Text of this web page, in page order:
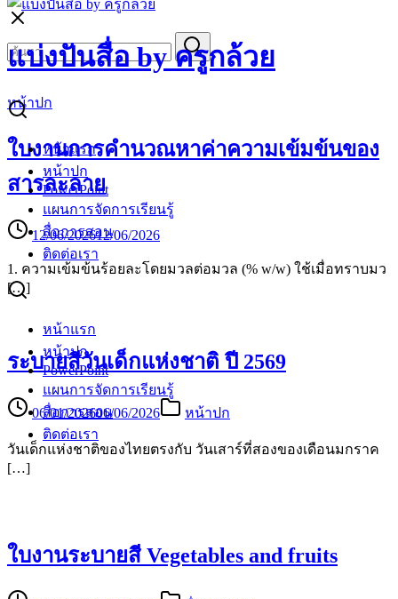
Skip
content
แบ่งปันสื่อ by ครูกล้วย
หน้าแรก
หน้าปก
PowerPoint
แผนการจัดการเรียนรู้
สื่อการสอน
ติดต่อเรา
หน้าแรก
หน้าปก
PowerPoint
แผนการจัดการเรียนรู้
สื่อการสอน
ติดต่อเรา
for:
Search
หน้าปก
ใบงานการคำนวณหาค่าความเข้มข้นของ
สารละลาย
12/06/202612/06/2026
1. ความเข้มข้นร้อยละโดยมวลต่อมวล (% w/w) ใช้เมื่อทราบมว
[…]
ระบายสีวันเด็กแห่งชาติ ปี 2569
06/01/202606/06/2026 หน้าปก
วันเด็กแห่งชาติของไทยตรงกับ วันเสาร์ที่สองของเดือนมกราค
[…]
ใบงานระบายสี Vegetables and fruits